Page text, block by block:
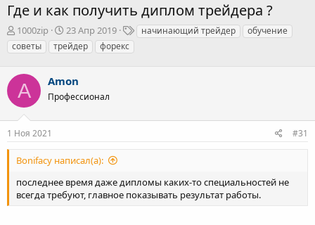
Где и как получить диплом трейдера ?
А
в
т
р
т
е
м
ы
1000zip
Д
а
т
н
а
ч
а
23 Апр 2019
Тначинающий трейдер
обучение
советы
трейдер форекс
A Amon
Профессионал
1 Ноя 2021 #31
Bonifacy написал(а):
последнее время даже дипломы каких-то специальностей не
всегда требуют, главное показывать результат работы.